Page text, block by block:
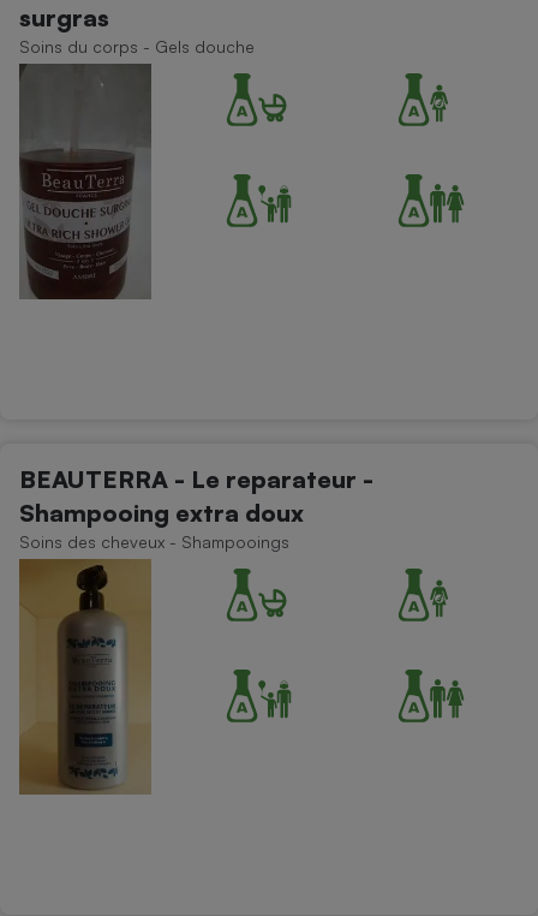
surgras
Soins du corps - Gels douche
BEAUTERRA - Le reparateur -
Shampooing extra doux
Soins des cheveux - Shampooings